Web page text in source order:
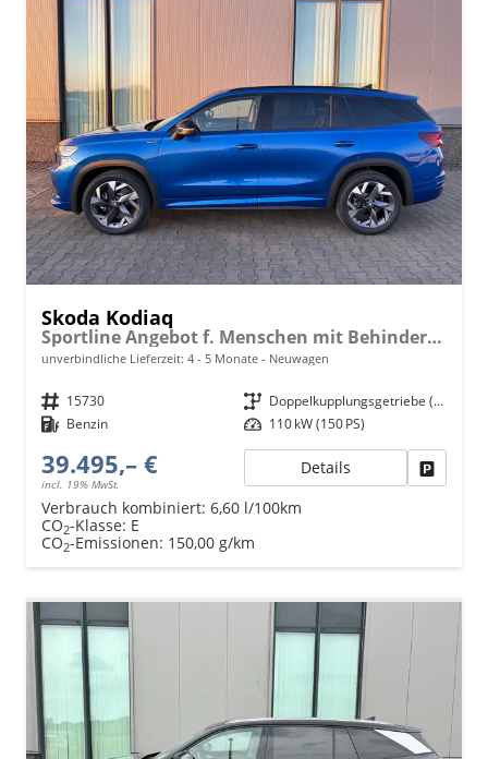
Skoda Kodiaq
Sportline Angebot f. Menschen mit Behinderung ab 50%! 1.5 TSI 150PS DSG, 19" Alu, NAVI 13", MATRIX-LED-Scheinwerfer, KESSY, Alarm, Parksensoren vorn/hinten, Rückfahrkamera, Tempomat, Elektr. Heckklappe + Fahrersitz, Sitzheizung, 3-Zonen-Climatronic
unverbindliche Lieferzeit: 4 - 5 Monate Neuwagen
Fahrzeugnr. 15730 Getriebe
Doppelkupplungsgetriebe (DSG)
Kraftstoff Benzin Leistung 110 kW (150 PS)
39.495,– €
incl. 19% MwSt.
Details
Verbrauch kombiniert: 6,60 l/100km
CO2-Klasse: E
CO2-Emissionen: 150,00 g/km